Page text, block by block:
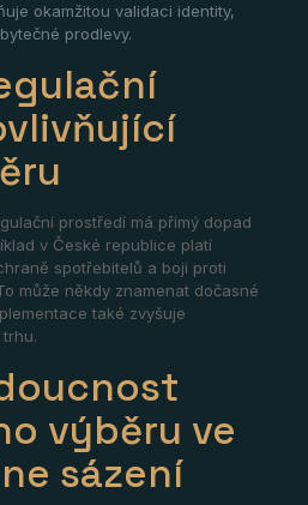
okamžitou validaci identity,
prodlevy.
prostředí má přímý dopad
v České republice platí
spotřebitelů a boji proti
může někdy znamenat dočasné
také zvyšuje
výběru ve
sázení